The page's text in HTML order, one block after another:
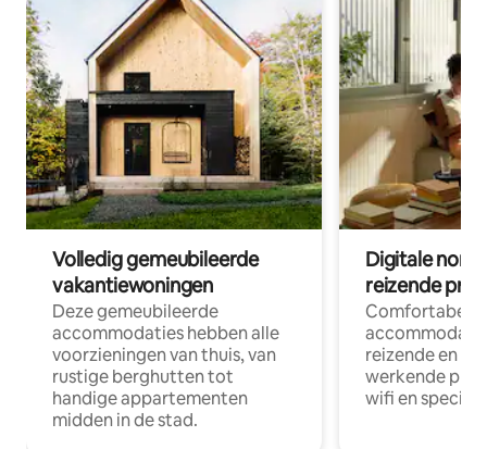
Volledig gemeubileerde
vakantiewoningen
Deze gemeubileerde
accommodaties hebben alle
voorzieningen van thuis, van
rustige berghutten tot
handige appartementen
midden in de stad.
Digitale
reizende
Comfortabele
reizende en
werkende
wifi en